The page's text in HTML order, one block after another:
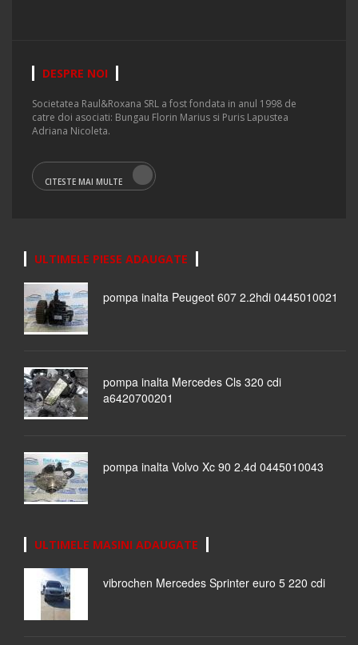
DESPRE NOI
Societatea Raul&Roxana SRL a fost fondata in anul 1998 de
catre doi asociati: Bungau Florin Marius si Puris Lapustea
Adriana Nicoleta.
CITESTE MAI MULTE
ULTIMELE PIESE ADAUGATE
pompa inalta Peugeot 607 2.2hdi 0445010021
pompa inalta Mercedes Cls 320 cdi
a6420700201
pompa inalta Volvo Xc 90 2.4d 0445010043
ULTIMELE MASINI ADAUGATE
vibrochen Mercedes Sprinter euro 5 220 cdi